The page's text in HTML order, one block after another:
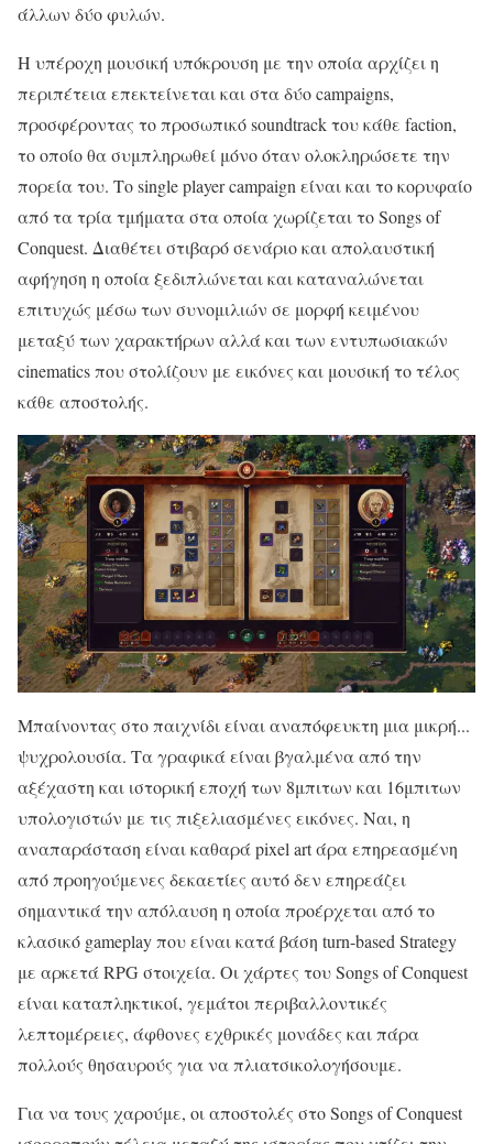
άλλων δύο φυλών.
Η υπέροχη μουσική υπόκρουση με την οποία αρχίζει η
περιπέτεια επεκτείνεται και στα δύο campaigns,
προσφέροντας το προσωπικό soundtrack του κάθε faction,
το οποίο θα συμπληρωθεί μόνο όταν ολοκληρώσετε την
πορεία του. Το single player campaign είναι και το κορυφαίο
από τα τρία τμήματα στα οποία χωρίζεται το Songs of
Conquest. Διαθέτει στιβαρό σενάριο και απολαυστική
αφήγηση η οποία ξεδιπλώνεται και καταναλώνεται
επιτυχώς μέσω των συνομιλιών σε μορφή κειμένου
μεταξύ των χαρακτήρων αλλά και των εντυπωσιακών
cinematics που στολίζουν με εικόνες και μουσική το τέλος
κάθε αποστολής.
Μπαίνοντας στο παιχνίδι είναι αναπόφευκτη μια μικρή...
ψυχρολουσία. Τα γραφικά είναι βγαλμένα από την
αξέχαστη και ιστορική εποχή των 8μπιτων και 16μπιτων
υπολογιστών με τις πιξελιασμένες εικόνες. Ναι, η
αναπαράσταση είναι καθαρά pixel art άρα επηρεασμένη
από προηγούμενες δεκαετίες αυτό δεν επηρεάζει
σημαντικά την απόλαυση η οποία προέρχεται από το
κλασικό gameplay που είναι κατά βάση turn-based Strategy
με αρκετά RPG στοιχεία. Οι χάρτες του Songs of Conquest
είναι καταπληκτικοί, γεμάτοι περιβαλλοντικές
λεπτομέρειες, άφθονες εχθρικές μονάδες και πάρα
πολλούς θησαυρούς για να πλιατσικολογήσουμε.
Για να τους χαρούμε, οι αποστολές στο Songs of Conquest